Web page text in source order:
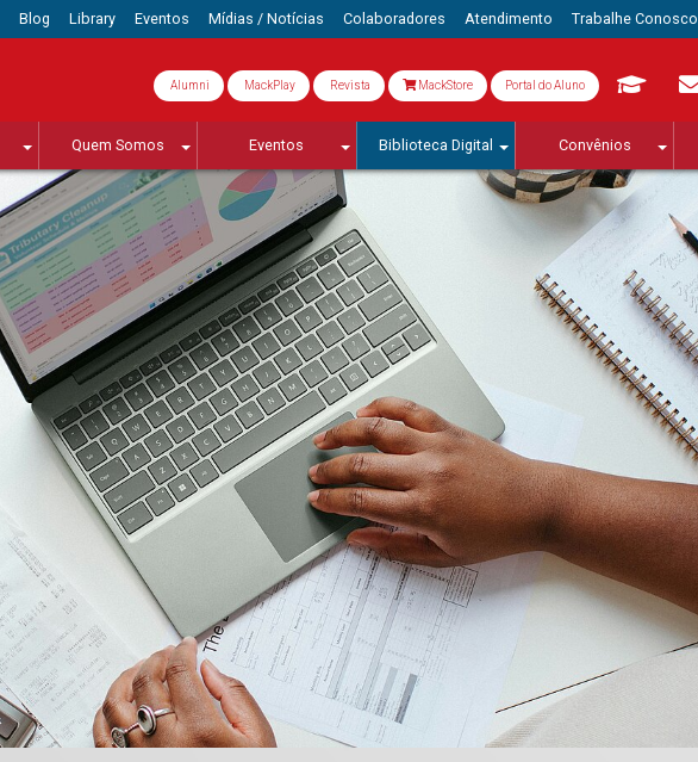
Blog Library Eventos Mídias / Notícias Colaboradores Atendimento Trabalhe Conosco
Alumni MackPlay Revista MackStore Portal do Aluno
Quem Somos Eventos Biblioteca Digital Convênios